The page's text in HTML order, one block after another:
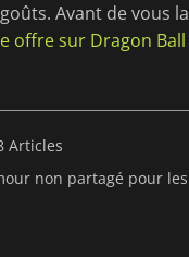
Avant de vous
offre sur Dragon Ball
Articles
non partagé pour